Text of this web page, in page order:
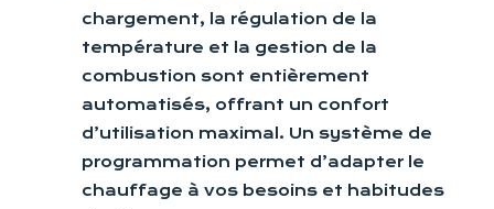
chargement, la régulation de la
température et la gestion de la
combustion sont entièrement
automatisés, offrant un confort
d’utilisation maximal. Un système de
programmation permet d’adapter le
chauffage à vos besoins et habitudes